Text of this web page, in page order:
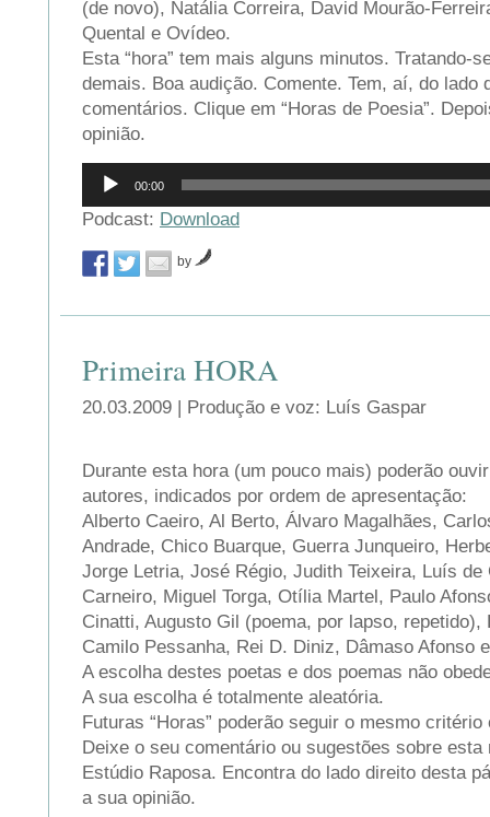
(de novo), Natália Correira, David Mourão-
Quental e Ovídeo.
Esta “hora” tem mais alguns minutos. Tratando-
demais. Boa audição. Comente. Tem, aí, do lado
comentários. Clique em “Horas de Poesia”.
opinião.
Reprodutor
áudio
00:00
Podcast: Download
by
Primeira HORA
20.03.2009 | Produção e voz: Luís Gaspar
Durante esta hora (um pouco mais) poderão
autores, indicados por ordem de apresentação:
Alberto Caeiro, Al Berto, Álvaro Magalhães,
Andrade, Chico Buarque, Guerra Junqueiro,
Jorge Letria, José Régio, Judith Teixeira, Luís de
Carneiro, Miguel Torga, Otília Martel, Paulo
Cinatti, Augusto Gil (poema, por lapso, repetido),
Camilo Pessanha, Rei D. Diniz, Dâmaso Afonso
A escolha destes poetas e dos poemas não
A sua escolha é totalmente aleatória.
Futuras “Horas” poderão seguir o mesmo critério
Deixe o seu comentário ou sugestões sobre esta
Estúdio Raposa. Encontra do lado direito desta
a sua opinião.